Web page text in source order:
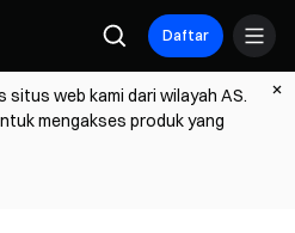
Daftar
situs web kami dari wilayah AS.
mengakses produk yang